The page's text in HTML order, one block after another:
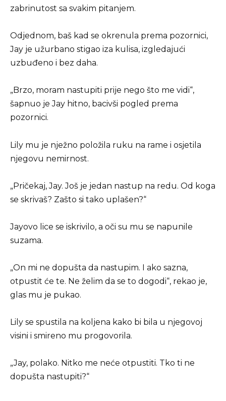
zabrinutost sa svakim pitanjem.
Odjednom, baš kad se okrenula prema pozornici,
Jay je užurbano stigao iza kulisa, izgledajući
uzbuđeno i bez daha.
„Brzo, moram nastupiti prije nego što me vidi“,
šapnuo je Jay hitno, bacivši pogled prema
pozornici.
Lily mu je nježno položila ruku na rame i osjetila
njegovu nemirnost.
„Pričekaj, Jay. Još je jedan nastup na redu. Od koga
se skrivaš? Zašto si tako uplašen?“
Jayovo lice se iskrivilo, a oči su mu se napunile
suzama.
„On mi ne dopušta da nastupim. I ako sazna,
otpustit će te. Ne želim da se to dogodi“, rekao je,
glas mu je pukao.
Lily se spustila na koljena kako bi bila u njegovoj
visini i smireno mu progovorila.
„Jay, polako. Nitko me neće otpustiti. Tko ti ne
dopušta nastupiti?“